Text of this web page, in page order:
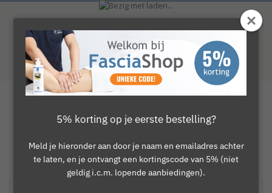
naar
beoordelingen
Gratis verzending vanaf €150
50 dagen bedenktijd
Deskunding advies
Nav
LP
Brace Knie LP
5% korting op je eerste bestelling?
Meld je hieronder aan door je naam en emailadres achter
te laten, en je ontvangt een kortingscode van 5% (niet
geldig i.c.m. lopende aanbiedingen).